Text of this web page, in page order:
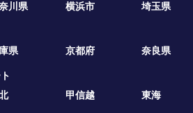
川県 横浜市 埼玉県
県 京都府 奈良県
甲信越 東海